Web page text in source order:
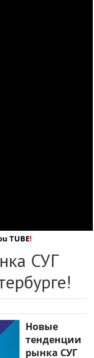
TUBE!
СУГ
Новые
тенденции
рынка СУГ